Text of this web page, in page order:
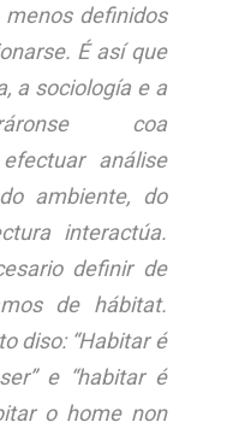
definidos
É así que
a sociología e a
coa
análise
ambiente, do
interactúa.
definir de
de hábitat.
diso: “Habitar é
e “habitar é
o home non